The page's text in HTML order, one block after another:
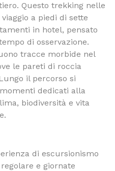
Questo trekking nelle
a piedi di sette
in hotel, pensato
di osservazione.
tracce morbide nel
le pareti di roccia
il percorso si
dedicati alla
biodiversità e vita
di escursionismo
e giornate